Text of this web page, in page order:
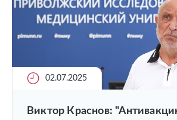
02.07.2025
Виктор Краснов: